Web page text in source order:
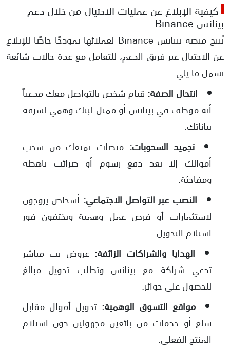
كيفية الإبلاغ عن عمليات الاحتيال من خلال دعم
بينانس Binance
تُتيح منصة بينانس Binance لعملائها نموذجًا خاصًا للإبلاغ
عن الاحتيال عبر فريق الدعم، للتعامل مع عدة حالات شائعة
تشمل ما يلي:
انتحال الصفة: قيام شخص بالتواصل معك مدعياً
أنه موظف في بينانس أو ممثل لبنك وهمي لسرقة
بياناتك.
تجميد السحوبات: منصات تمنعك من سحب
أموالك إلا بعد دفع رسوم أو ضرائب باهظة
ومفاجئة.
النصب عبر التواصل الاجتماعي: أشخاص يروجون
لاستثمارات أو فرص عمل وهمية ويختفون فور
استلام التحويل.
الهدايا والشراكات الزائفة:عروض بث مباشر
تدعي شراكة مع بينانس وتطلب تحويل مبالغ
للحصول على جوائز.
مواقع التسوق الوهمية: تحويل أموال مقابل
سلع أو خدمات من بائعين مجهولين دون استلام
المنتج الفعلي.